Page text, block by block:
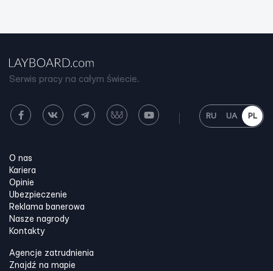
Serwis pracy na całym świecie.
RU UA PL
O nas
Kariera
Opinie
Ubezpieczenie
Reklama banerowa
Nasze nagrody
Kontakty
Agencje zatrudnienia
Znajdź na mapie